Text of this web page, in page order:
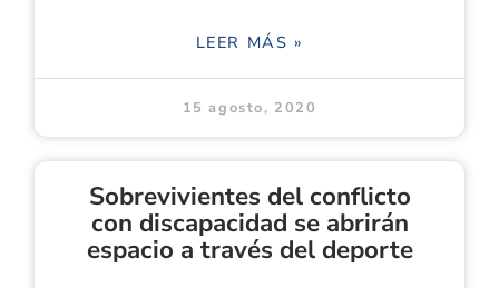
LEER MÁS »
15 agosto, 2020
Sobrevivientes del conflicto
con discapacidad se abrirán
espacio a través del deporte